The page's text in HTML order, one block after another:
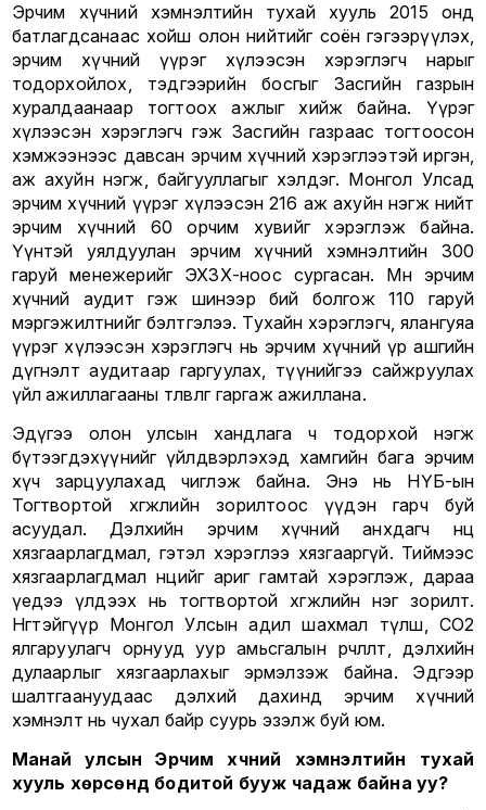
Эрчим хүчний хэмнэлтийн тухай хууль 2015 онд
батлагдсанаас хойш олон нийтийг соён гэгээрүүлэх,
эрчим хүчний үүрэг хүлээсэн хэрэглэгч нарыг
тодорхойлох, тэдгээрийн босгыг Засгийн газрын
хуралдаанаар тогтоох ажлыг хийж байна. Үүрэг
хүлээсэн хэрэглэгч гэж Засгийн газраас тогтоосон
хэмжээнээс давсан эрчим хүчний хэрэглээтэй иргэн,
аж ахуйн нэгж, байгууллагыг хэлдэг. Монгол Улсад
эрчим хүчний үүрэг хүлээсэн 216 аж ахуйн нэгж нийт
эрчим хүчний 60 орчим хувийг хэрэглэж байна.
Үүнтэй уялдуулан эрчим хүчний хэмнэлтийн 300
гаруй менежерийг ЭХЗХ-ноос сургасан. Мөн эрчим
хүчний аудит гэж шинээр бий болгож 110 гаруй
мэргэжилтнийг бэлтгэлээ. Тухайн хэрэглэгч, ялангуяа
үүрэг хүлээсэн хэрэглэгч нь эрчим хүчний үр ашгийн
дүгнэлт аудитаар гаргуулах, түүнийгээ сайжруулах
үйл ажиллагааны төлөвлөгөө гаргаж ажиллана.
Эдүгээ олон улсын хандлага ч тодорхой нэгж
бүтээгдэхүүнийг үйлдвэрлэхэд хамгийн бага эрчим
хүч зарцуулахад чиглэж байна. Энэ нь НҮБ-ын
Тогтвортой хөгжлийн зорилтоос үүдэн гарч буй
асуудал. Дэлхийн эрчим хүчний анхдагч нөөц
хязгаарлагдмал, гэтэл хэрэглээ хязгааргүй. Тиймээс
хязгаарлагдмал нөөцийг ариг гамтай хэрэглэж, дараа
үедээ үлдээх нь тогтвортой хөгжлийн нэг зорилт.
Нөгөөтэйгүүр Монгол Улсын адил шахмал түлш, CO2
ялгаруулагч орнууд уур амьсгалын өөрчлөлт, дэлхийн
дулаарлыг хязгаарлахыг эрмэлзэж байна. Эдгээр
шалтгаануудаас дэлхий дахинд эрчим хүчний
хэмнэлт нь чухал байр суурь эзэлж буй юм.
Манай улсын Эрчим хүчний хэмнэлтийн тухай
хууль хөрсөнд бодитой бууж чадаж байна уу?